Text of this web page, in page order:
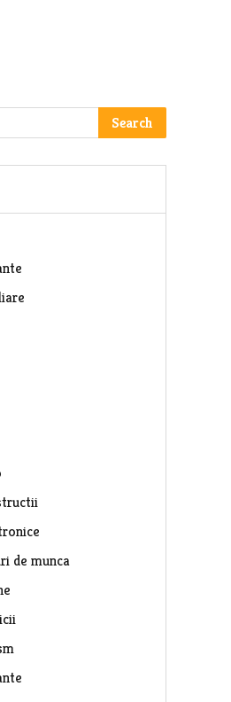
Search
de munca